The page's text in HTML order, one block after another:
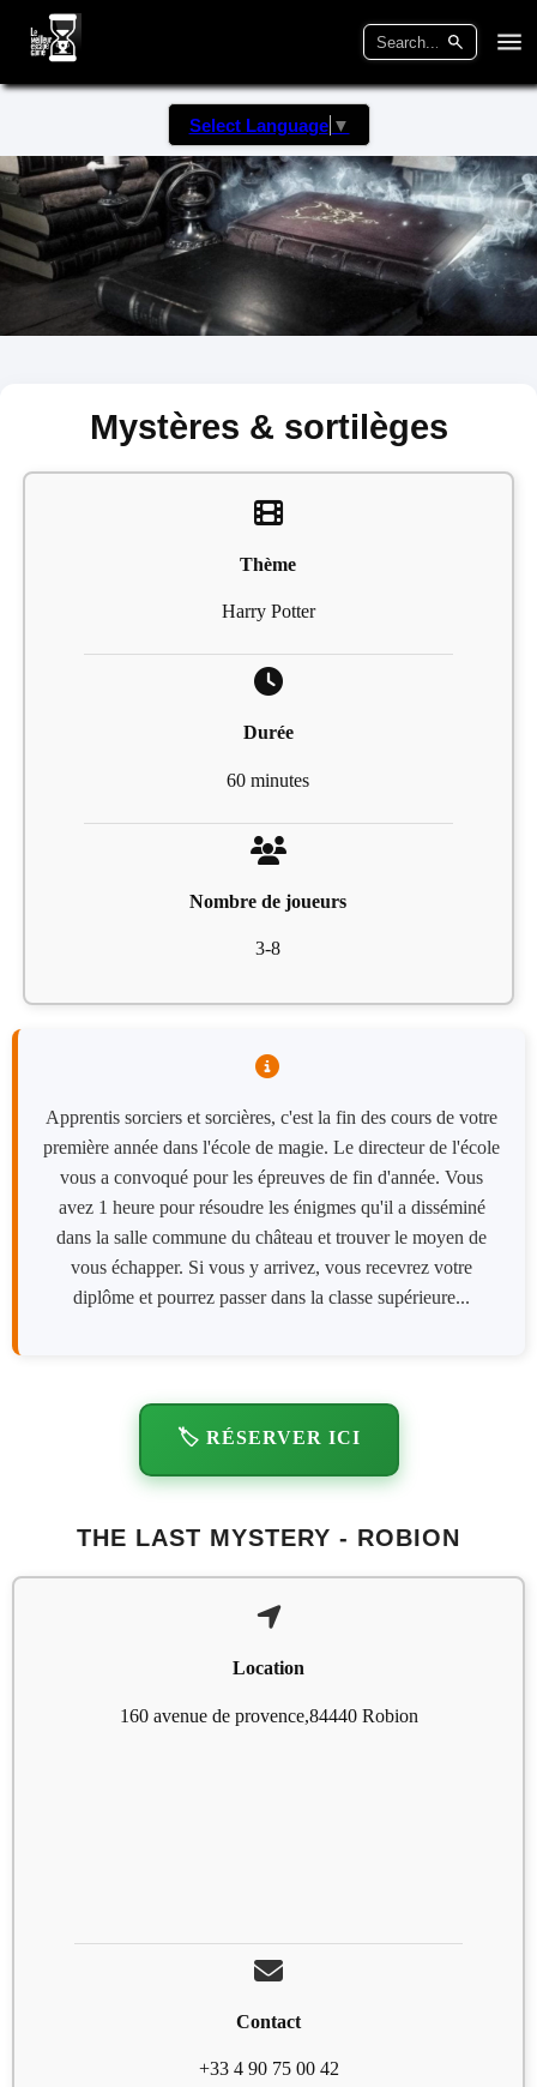
Select Language ▼
Mystères & sortilèges
Thème
Harry Potter
Durée
60 minutes
Nombre de joueurs
3-8
Apprentis sorciers et sorcières, c'est la fin des cours de votre
première année dans l'école de magie. Le directeur de l'école
vous a convoqué pour les épreuves de fin d'année. Vous
avez 1 heure pour résoudre les énigmes qu'il a disséminé
dans la salle commune du château et trouver le moyen de
vous échapper. Si vous y arrivez, vous recevrez votre
diplôme et pourrez passer dans la classe supérieure...
🏷️ RÉSERVER ICI
THE LAST MYSTERY - ROBION
Location
160 avenue de provence,84440 Robion
Contact
+33 4 90 75 00 42